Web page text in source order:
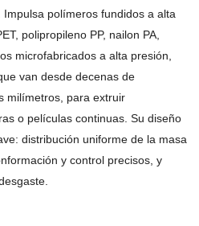
polímeros fundidos a alta
polipropileno PP, nailon PA,
microfabricados a alta presión,
van desde decenas de
milímetros, para extruir
o películas continuas. Su diseño
distribución uniforme de la masa
y control precisos, y